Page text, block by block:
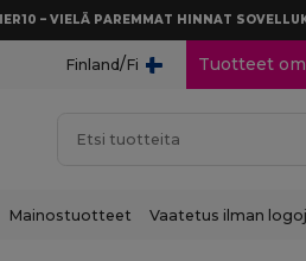
– VIELÄ PAREMMAT HINNAT
Finland/Fi Tuotteet
Mainostuotteet Vaatetus ilman